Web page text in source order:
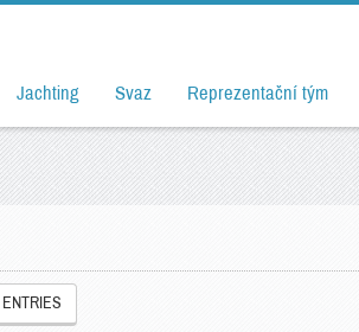
Jachting Svaz Reprezentační tým